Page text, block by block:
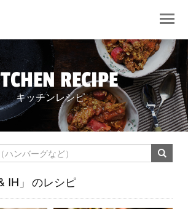
RECIPE
キッチンレシピ
IH」 のレシピ